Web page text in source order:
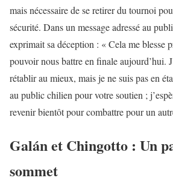
mais nécessaire de se retirer du tournoi
sécurité. Dans un message adressé au
exprimait sa déception : « Cela me blesse
pouvoir nous battre en finale aujourd’hui.
rétablir au mieux, mais je ne suis pas en
au public chilien pour votre soutien ;
revenir bientôt pour combattre pour un
Galán et Chingotto : Un
sommet